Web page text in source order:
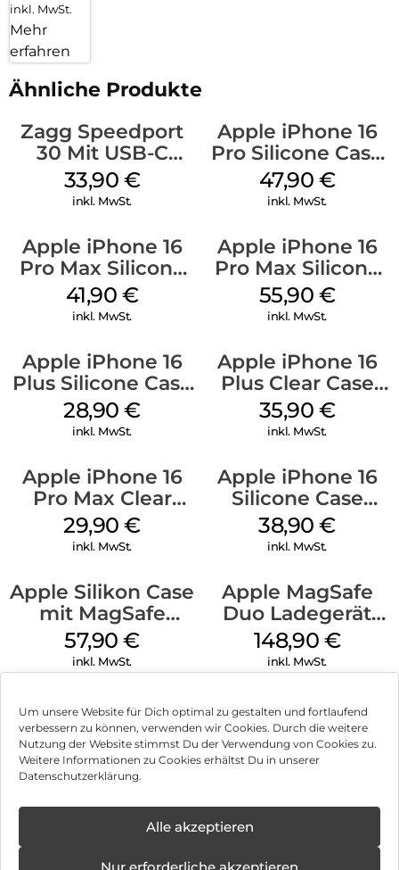
Um unsere Website für Dich optimal zu gestalten und fortlaufend
verbessern zu können, verwenden wir Cookies. Durch die weitere
Nutzung der Website stimmst Du der Verwendung von Cookies zu.
Weitere Informationen zu Cookies erhältst Du in unserer
Datenschutzerklärung.
Alle akzeptieren
Nur erforderliche akzeptieren
inkl. MwSt.
Mehr
erfahren
Ähnliche Produkte
Zagg Speedport
30 Mit USB-C
Kabel Weiß
33,90 €
inkl. MwSt.
Apple iPhone 16
Pro Silicone Case
MagSafe Denim
47,90 €
inkl. MwSt.
Apple iPhone 16
Pro Max Silicone
Case MagSafe
Ultramarine
41,90 €
inkl. MwSt.
Apple iPhone 16
Pro Max Silicone
Case MagSafe
Stone Gray
55,90 €
inkl. MwSt.
Apple iPhone 16
Plus Silicone Case
MagSafe Black
28,90€
inkl. MwSt.
Apple iPhone 16
Plus Clear Case
MagSafe
Transparent
35,90 €
inkl. MwSt.
Apple iPhone 16
Pro Max Clear
Case MagSafe
Transparent
29,90€
inkl. MwSt.
Apple iPhone 16
Silicone Case
MagSafe
Ultramarine
38,90€
inkl. MwSt.
Apple Silikon Case
mit MagSafe
iPhone 14 Pro
(PRODUCT)RED
57,90€
inkl. MwSt.
Apple MagSafe
Duo Ladegerät
Weiß
148,90 €
inkl. MwSt.
Impressum
Können wir Dir behilflich sein?